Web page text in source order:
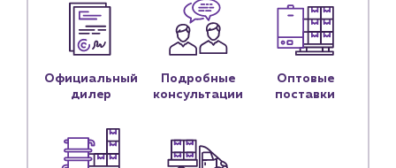
Личный кабинет
Контактные данные
Наши партнёры
Чат-бот
Официальный
дилер
Подробные
консультации
Оптовые
поставки